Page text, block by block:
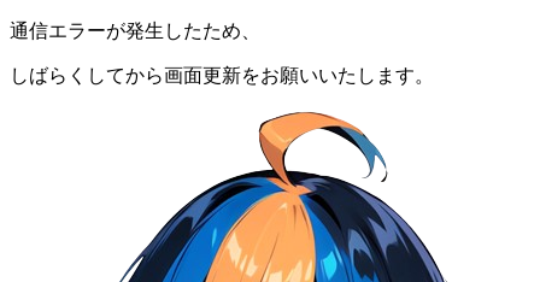
通信エラーが発生したため、
しばらくしてから画面更新をお願いいたします。